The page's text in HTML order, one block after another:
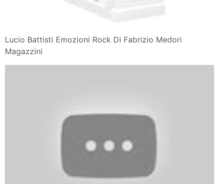
Lucio Battisti Emozioni Rock Di Fabrizio Medori
Magazzini